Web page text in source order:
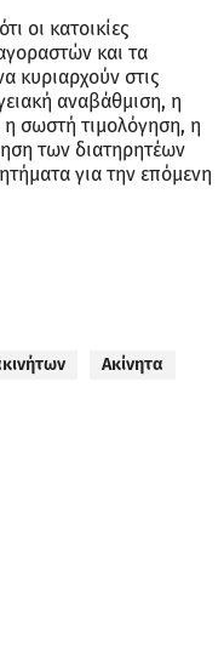
οι κατοικίες
και τα
κυριαρχούν στις
αναβάθμιση, η
η σωστή τιμολόγηση, η
των διατηρητέων
για την επόμενη
Ακίνητα